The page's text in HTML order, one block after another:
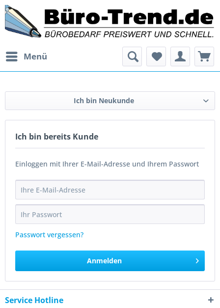
Menü
Ich bin Neukunde
Ich bin bereits Kunde
Einloggen mit Ihrer E-Mail-Adresse und Ihrem Passwort
Passwort vergessen?
Anmelden
Service Hotline